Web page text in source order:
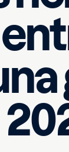
Escrito
Danique